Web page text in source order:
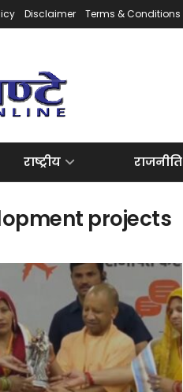
Disclaimer Terms & Conditions
राष्ट्रीय राजनीति
projects